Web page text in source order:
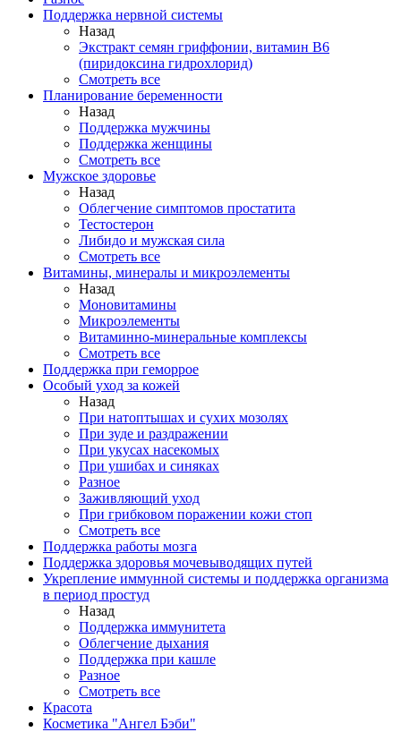
Поддержка нервной системы
Назад
Экстракт семян гриффонии, витамин В6
(пиридоксина гидрохлорид)
Смотреть все
Планирование беременности
Назад
Поддержка мужчины
Поддержка женщины
Смотреть все
Мужское здоровье
Назад
Облегчение симптомов простатита
Тестостерон
Либидо и мужская сила
Смотреть все
Витамины, минералы и микроэлементы
Назад
Моновитамины
Микроэлементы
Витаминно-минеральные комплексы
Смотреть все
Поддержка при геморрое
Особый уход за кожей
Назад
При натоптышах и сухих мозолях
При зуде и раздражении
При укусах насекомых
При ушибах и синяках
Разное
Заживляющий уход
При грибковом поражении кожи стоп
Смотреть все
Поддержка работы мозга
Поддержка здоровья мочевыводящих путей
Укрепление иммунной системы и поддержка организма
в период простуд
Назад
Поддержка иммунитета
Облегчение дыхания
Поддержка при кашле
Разное
Смотреть все
Красота
Косметика "Ангел Бэби"